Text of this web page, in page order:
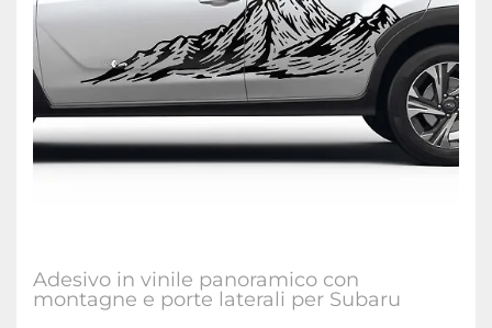
Adesivo in vinile panoramico con
montagne e porte laterali per Subaru